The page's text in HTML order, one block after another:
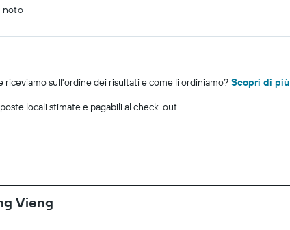
noto
riceviamo sull'ordine dei risultati e come li ordiniamo? Scopri di più
locali stimate e pagabili al check-out.
Vieng